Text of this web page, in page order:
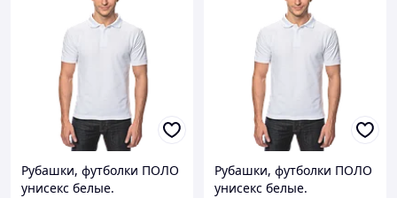
Рубашки, футболки ПОЛО
унисекс белые.
Рубашки, футболки ПОЛО
унисекс белые.